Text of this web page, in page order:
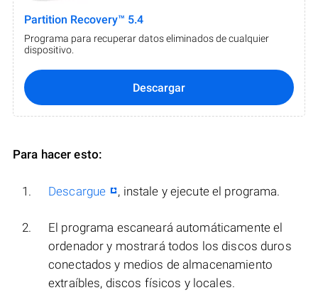
Partition Recovery™ 5.4
Programa para recuperar datos eliminados de cualquier
dispositivo.
Descargar
Para hacer esto:
Descargue , instale y ejecute el programa.
El programa escaneará automáticamente el
ordenador y mostrará todos los discos duros
conectados y medios de almacenamiento
extraíbles, discos físicos y locales.